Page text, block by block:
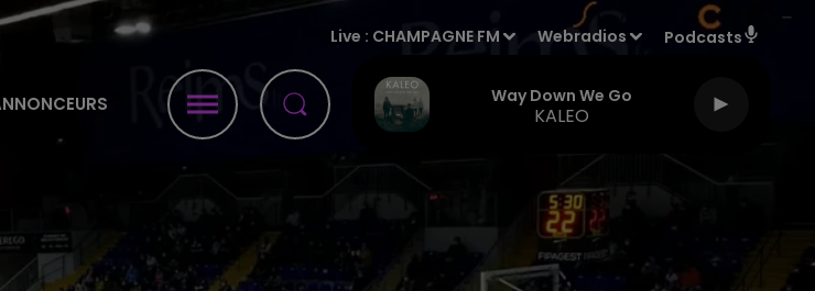
Live : CHAMPAGNE FM Webradios Podcasts
Way Down We Go
KALEO